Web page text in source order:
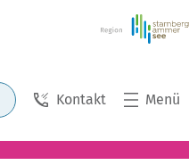
Kontakt Menü